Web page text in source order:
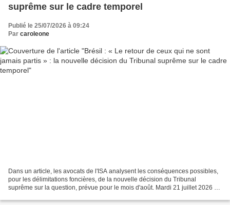
suprême sur le cadre temporel
Publié le 25/07/2026 à 09:24
Par caroleone
Dans un article, les avocats de l'ISA analysent les conséquences possibles,
pour les délimitations foncières, de la nouvelle décision du Tribunal
suprême sur la question, prévue pour le mois d'août. Mardi 21 juillet 2026 à